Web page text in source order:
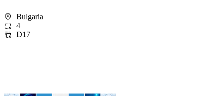
Bulgaria
4
D17